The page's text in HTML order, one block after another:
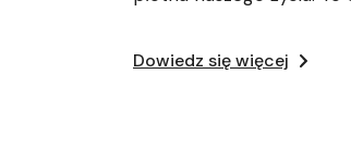
Dowiedz się więcej